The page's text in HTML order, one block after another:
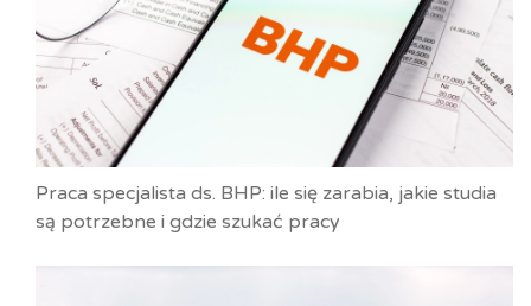
Praca specjalista ds. BHP: ile się zarabia, jakie studia
są potrzebne i gdzie szukać pracy